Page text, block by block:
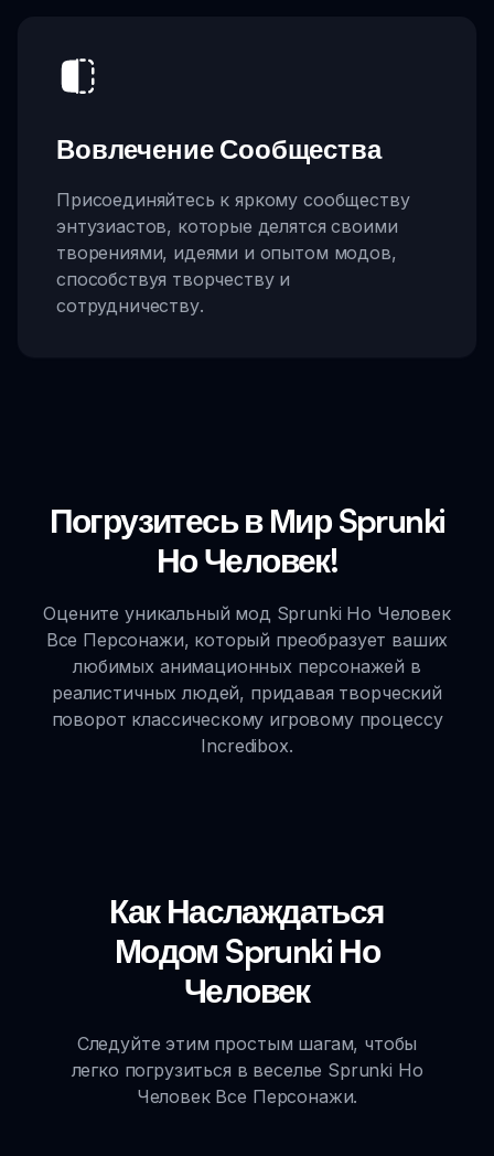
Вовлечение Сообщества
Присоединяйтесь к яркому сообществу
энтузиастов, которые делятся своими
творениями, идеями и опытом модов,
способствуя творчеству и
сотрудничеству.
Погрузитесь в Мир Sprunki
Но Человек!
Оцените уникальный мод Sprunki Но Человек
Все Персонажи, который преобразует ваших
любимых анимационных персонажей в
реалистичных людей, придавая творческий
поворот классическому игровому процессу
Incredibox.
Как Наслаждаться
Модом Sprunki Но
Человек
Следуйте этим простым шагам, чтобы
легко погрузиться в веселье Sprunki Но
Человек Все Персонажи.